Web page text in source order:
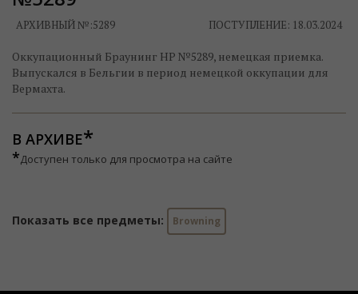
АРХИВНЫЙ №:5289 ПОСТУПЛЕНИЕ: 18.03.2024
Оккупационный Браунинг HP №5289, немецкая приемка.
Выпускался в Бельгии в период немецкой оккупации для
Вермахта.
В АРХИВЕ
*Доступен только для просмотра на сайте
Показать все предметы: Browning